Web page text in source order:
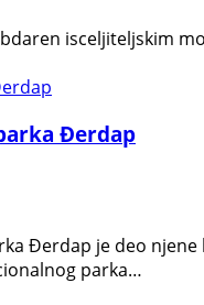
isceljiteljskim
Đerdap
Đerdap je deo
parka…